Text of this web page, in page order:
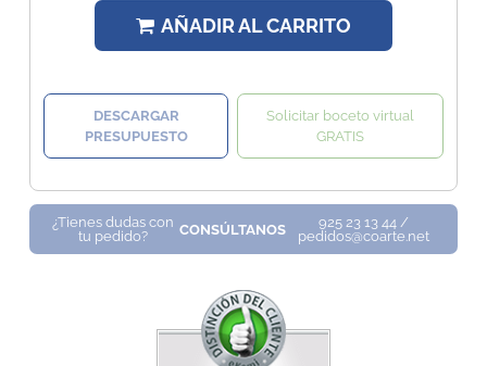
AÑADIR AL CARRITO
DESCARGAR
PRESUPUESTO
Solicitar boceto virtual
GRATIS
¿Tienes dudas con
tu pedido?
CONSÚLTANOS
925 23 13 44 /
pedidos@coarte.net